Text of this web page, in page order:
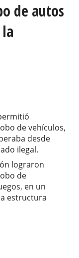
de autos
de vehículos,
desde
ilegal.
lograron
de
en un
estructura